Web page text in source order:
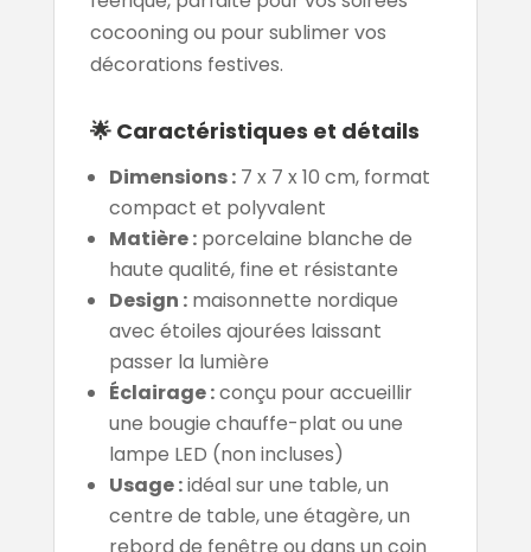
cocooning ou pour sublimer vos
décorations festives.
🌟 Caractéristiques et détails
Dimensions :7 x 7 x 10 cm, format
compact et polyvalent
Matière :porcelaine blanche de
haute qualité, fine et résistante
Design :maisonnette nordique
avec étoiles ajourées laissant
passer la lumière
Éclairage :conçu pour accueillir
une bougie chauffe-plat ou une
lampe LED (non incluses)
Usage :idéal sur une table, un
centre de table, une étagère, un